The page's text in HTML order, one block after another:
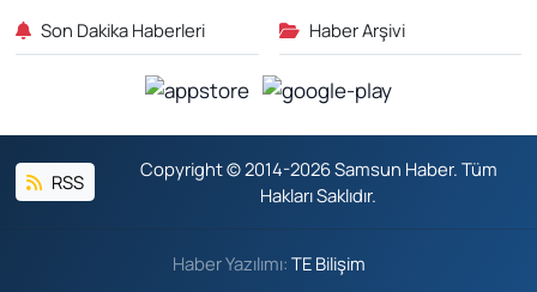
Son Dakika Haberleri Haber Arşivi
RSS
Copyright © 2014-2026 Samsun Haber. Tüm
Hakları Saklıdır.
Haber Yazılımı: TE Bilişim